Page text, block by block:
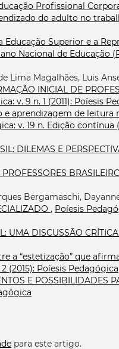
Profissional
do adulto no
Educação Superior e a
Nacional de Educação
Lima Magalhães, Luis
INICIAL DE
v. 9 n. 1 (2011): Poíesis
e aprendizagem de leitura
v. 19 n. Edição contínua
DILEMAS E
Bergamaschi,
, Poíesis
UMA DISCUSSÃO CRÍTICA
a “estetização” que
(2015): Poíesis Pedagógica
E POSSIBILIDADES
para este artigo.